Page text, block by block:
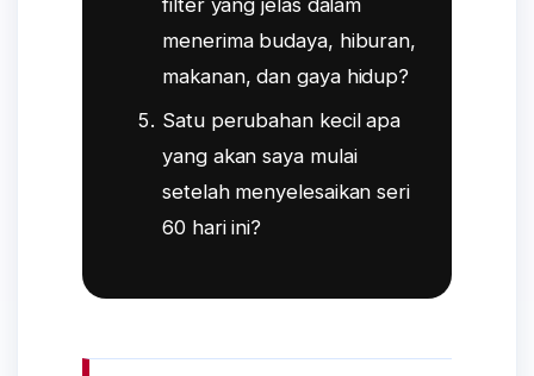
menerima budaya, hiburan,
makanan, dan gaya hidup?
Satu perubahan kecil apa
yang akan saya mulai
setelah menyelesaikan seri
60 hari ini?